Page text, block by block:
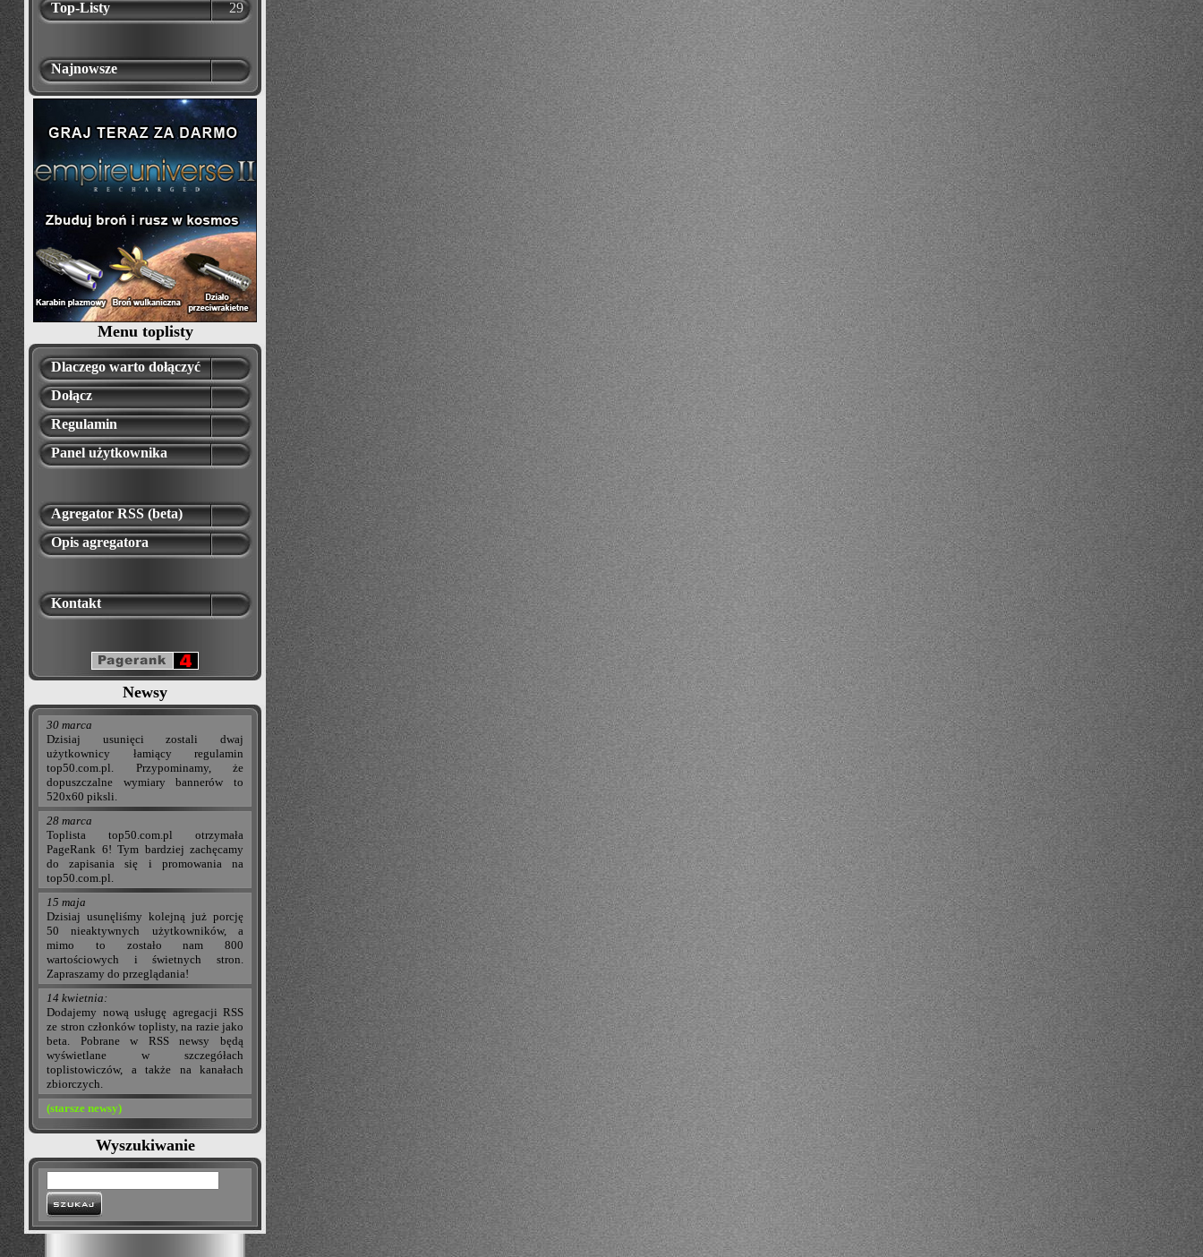
Top-Listy
29
Najnowsze
Menu toplisty
Dlaczego warto dołączyć
Dołącz
Regulamin
Panel użytkownika
Agregator RSS (beta)
Opis agregatora
Kontakt
Newsy
30 marca
Dzisiaj usunięci zostali dwaj
użytkownicy łamiący regulamin
top50.com.pl. Przypominamy, że
dopuszczalne wymiary bannerów to
520x60 piksli.
28 marca
Toplista top50.com.pl otrzymała
PageRank 6! Tym bardziej zachęcamy
do zapisania się i promowania na
top50.com.pl.
15 maja
Dzisiaj usunęliśmy kolejną już porcję
50 nieaktywnych użytkowników, a
mimo to zostało nam 800
wartościowych i świetnych stron.
Zapraszamy do przeglądania!
14 kwietnia:
Dodajemy nową usługę agregacji RSS
ze stron członków toplisty, na razie jako
beta. Pobrane w RSS newsy będą
wyświetlane w szczegółach
toplistowiczów, a także na kanałach
zbiorczych.
(starsze newsy)
Wyszukiwanie